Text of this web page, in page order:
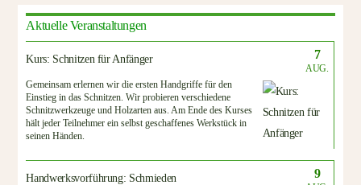
Aktuelle Veranstaltungen
Kurs: Schnitzen für Anfänger 7
AUG.
Gemeinsam erlernen wir die ersten Handgriffe für den
Einstieg in das Schnitzen. Wir probieren verschiedene
Schnitzwerkzeuge und Holzarten aus. Am Ende des Kurses
hält jeder Teilnehmer ein selbst geschaffenes Werkstück in
seinen Händen.
Handwerksvorführung: Schmieden 9